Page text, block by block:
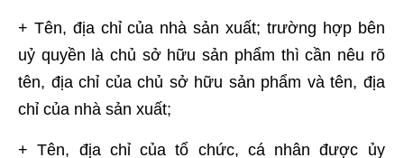
+ Tên, địa chỉ của nhà sản xuất; trường hợp bên
uỷ quyền là chủ sở hữu sản phẩm thì cần nêu rõ
tên, địa chỉ của chủ sở hữu sản phẩm và tên, địa
chỉ của nhà sản xuất;
+ Tên, địa chỉ của tổ chức, cá nhân được ủy